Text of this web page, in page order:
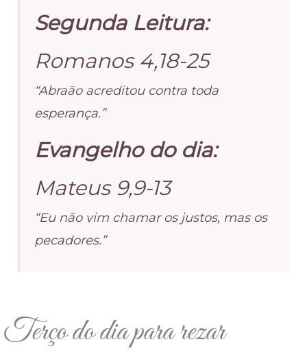
Segunda Leitura:
Romanos 4,18-25
“Abraão acreditou contra toda
esperança.”
Evangelho do dia:
Mateus 9,9-13
“Eu não vim chamar os justos, mas os
pecadores.”
Terço do dia para rezar